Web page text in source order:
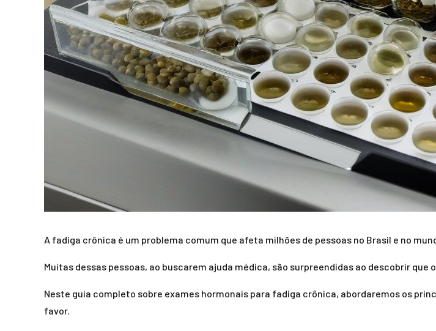
A fadiga crônica é um problema comum que afeta milhões de pessoas no Brasil e no
Muitas dessas pessoas, ao buscarem ajuda médica, são surpreendidas ao descobrir
Neste guia completo sobre exames hormonais para fadiga crônica, abordaremos os
favor.